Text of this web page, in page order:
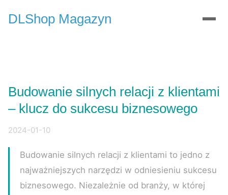
DLShop Magazyn
Budowanie silnych relacji z klientami
– klucz do sukcesu biznesowego
2024-01-10
Budowanie silnych relacji z klientami to jedno z
najważniejszych narzędzi w odniesieniu sukcesu
biznesowego. Niezależnie od branży, w której